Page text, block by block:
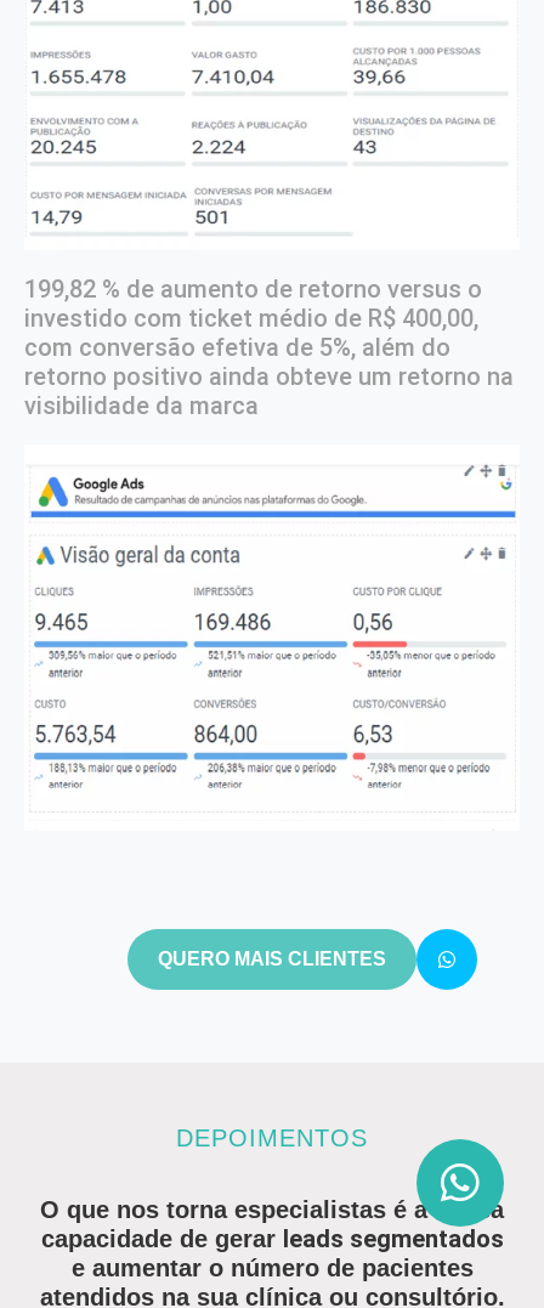
199,82 % de aumento de retorno versus o
investido com ticket médio de R$ 400,00,
com conversão efetiva de 5%, além do
retorno positivo ainda obteve um retorno na
visibilidade da marca
QUERO MAIS CLIENTES
DEPOIMENTOS
O que nos torna especialistas é a nossa
capacidade de gerar leads segmentados
e aumentar o número de pacientes
atendidos na sua clínica ou consultório.